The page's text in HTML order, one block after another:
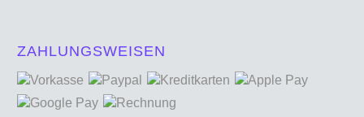
ZAHLUNGSWEISEN